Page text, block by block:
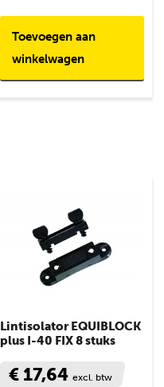
Toevoegen aan
winkelwagen
Lintisolator EQUIBLOCK
plus I-40 FIX 8 stuks
€ 17,64excl. btw